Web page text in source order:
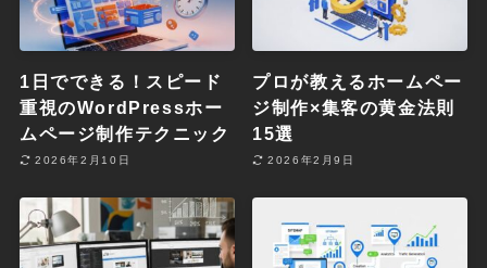
1日でできる！スピード
重視のWordPressホー
ムページ制作テクニック
2026年2月10日
プロが教えるホームペー
ジ制作×集客の黄金法則
15選
2026年2月9日